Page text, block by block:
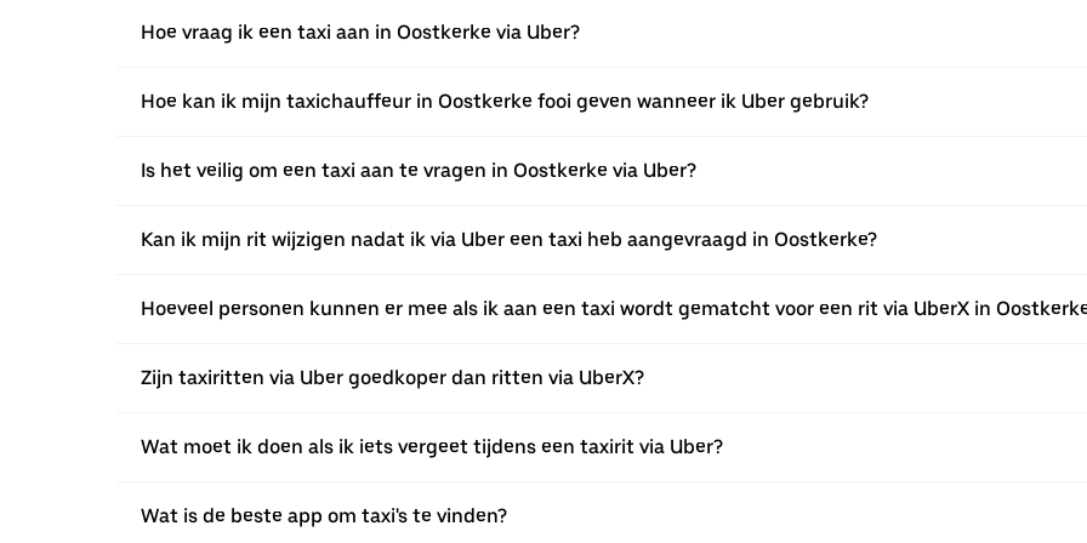
Hoe vraag ik een taxi aan in Oostkerke via Uber?
Hoe kan ik mijn taxichauffeur in Oostkerke fooi geven wanneer ik Uber gebruik?
Is het veilig om een taxi aan te vragen in Oostkerke via Uber?
Kan ik mijn rit wijzigen nadat ik via Uber een taxi heb aangevraagd in Oostkerke?
Hoeveel personen kunnen er mee als ik aan een taxi wordt gematcht voor een rit via UberX in
Zijn taxiritten via Uber goedkoper dan ritten via UberX?
Wat moet ik doen als ik iets vergeet tijdens een taxirit via Uber?
Wat is de beste app om taxi's te vinden?